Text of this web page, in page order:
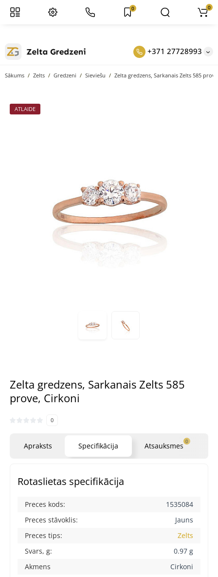
+371 27728993
0 0
Sākums Zelts Gredzeni Sieviešu Zelta gredzens, Sarkanais Zelts 585
ATLAIDE
Zelta gredzens, Sarkanais Zelts 585
prove, Cirkoni
0
Apraksts Specifikācija Atsauksmes 0
Rotaslietas specifikācija
Preces kods:
1535084
Preces stāvoklis:
Jauns
Preces tips:
Zelts
Svars, g:
0.97 g
Akmens
Cirkoni